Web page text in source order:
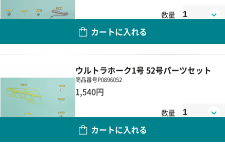
数量
カートに入れる
ウルトラホーク1号 52号パーツセット
商品番号P0896052
1,540円
数量
カートに入れる